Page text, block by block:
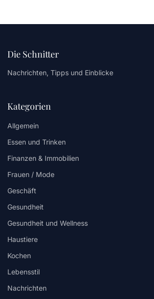
Die Schnitter
Nachrichten, Tipps und Einblicke
Kategorien
Allgemein
Essen und Trinken
Finanzen & Immobilien
Frauen / Mode
Geschäft
Gesundheit
Gesundheit und Wellness
Haustiere
Kochen
Lebensstil
Nachrichten